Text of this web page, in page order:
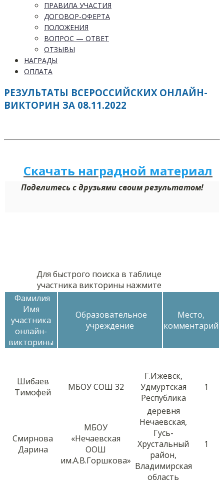
ПРАВИЛА УЧАСТИЯ
ДОГОВОР-ОФЕРТА
ПОЛОЖЕНИЯ
ВОПРОС — ОТВЕТ
ОТЗЫВЫ
НАГРАДЫ
ОПЛАТА
РЕЗУЛЬТАТЫ ВСЕРОССИЙСКИХ ОНЛАЙН-
ВИКТОРИН ЗА 08.11.2022
Скачать наградной материал
Поделитесь с друзьями своим результатом!
Для быстрого поиска в таблице
участника викторины нажмите
Фамилия
Имя
участника
онлайн-
викторины
Образовательное
учреждение
Место,
комментарий
Шибаев
Тимофей
МБОУ СОШ 32
Г.Ижевск,
Удмуртская
Республика
1
Смирнова
Дарина
МБОУ
«Нечаевская
ООШ
им.А.В.Горшкова»
деревня
Нечаевская,
Гусь-
Хрустальный
район,
Владимирская
область
1